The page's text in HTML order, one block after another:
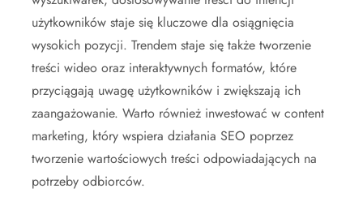
użytkowników staje się kluczowe dla osiągnięcia
wysokich pozycji. Trendem staje się także tworzenie
treści wideo oraz interaktywnych formatów, które
przyciągają uwagę użytkowników i zwiększają ich
zaangażowanie. Warto również inwestować w content
marketing, który wspiera działania SEO poprzez
tworzenie wartościowych treści odpowiadających na
potrzeby odbiorców.